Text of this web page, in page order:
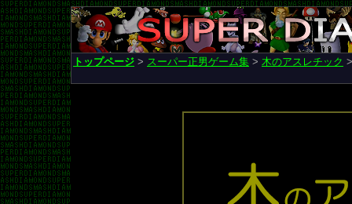
トップページ > スーパー正男ゲーム集 > 木のアスレチック